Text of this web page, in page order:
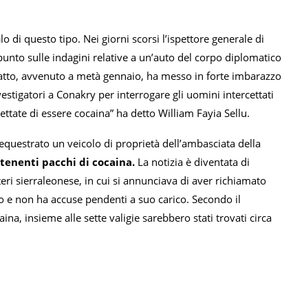
di questo tipo. Nei giorni scorsi l’ispettore generale di
sulle indagini relative a un’auto del corpo diplomatico
avvenuto a metà gennaio, ha messo in forte imbarazzo
a Conakry per interrogare gli uomini intercettati
di essere cocaina” ha detto William Fayia Sellu.
un veicolo di proprietà dell’ambasciata della
pacchi di cocaina. La notizia è diventata di
sierraleonese, in cui si annunciava di aver richiamato
non ha accuse pendenti a suo carico. Secondo il
insieme alle sette valigie sarebbero stati trovati circa